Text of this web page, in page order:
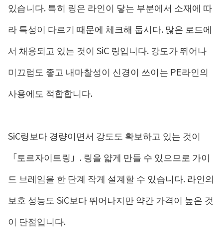
있습니다. 특히 링은 라인이 닿는 부분에서 소재에 따
라 특성이 다르기 때문에 체크해 둡시다. 많은 로드에
서 채용되고 있는 것이 SiC 링입니다. 강도가 뛰어나
미끄럼도 좋고 내마찰성이 신경이 쓰이는 PE라인의
사용에도 적합합니다.
SiC링보다 경량이면서 강도도 확보하고 있는 것이
「토르자이트링」. 링을 얇게 만들 수 있으므로 가이
드 브레임을 한 단계 작게 설계할 수 있습니다. 라인의
보호 성능도 SiC보다 뛰어나지만 약간 가격이 높은 것
이 단점입니다.